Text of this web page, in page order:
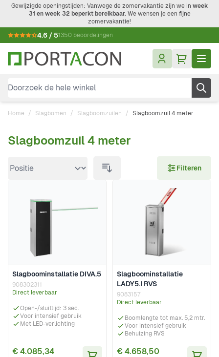
Ga naar de inhoud
Gewijzigde openingstijden: Vanwege de zomervakantie zijn we in week
31 en week 32 beperkt bereikbaar.We wensen je een fijne
zomervakantie!
4.6 / 51350 beoordelingen
Doorzoek de hele winkel
Home / Slagbomen / Slagboomzuilen / Slagboomzuil 4 meter
Doorgaan naar productlijst
Slagboomzuil 4 meter
Filteren
Slagboominstallatie DIVA.5
908302311
Direct leverbaar
Open-/sluittijd: 3 sec.
Voor intensief gebruik
Met LED-verlichting
€ 4.085,34
Slagboominstallatie
LADY5.I RVS
9083157
Direct leverbaar
Boomlengte tot max. 5,2 mtr.
Voor intensief gebruik
Behuizing RVS
€ 4.658,50